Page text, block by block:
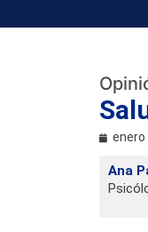
enero
Ana